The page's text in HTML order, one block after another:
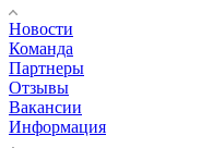
Новости
Команда
Партнеры
Отзывы
Вакансии
Информация